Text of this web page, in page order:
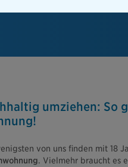
umziehen: So
von uns finden mit 18
. Vielmehr braucht es